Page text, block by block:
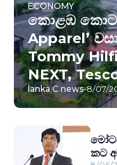
ECONOMY
කොළඹ
Apparel’
Tommy
NEXT,
lanka C news-8/07/
කට